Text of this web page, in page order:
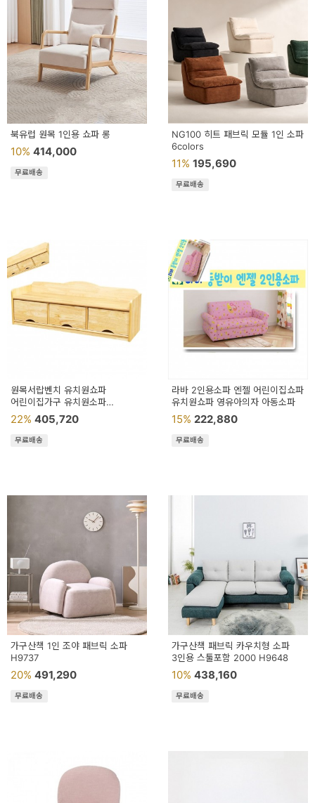
북유럽 원목 1인용 쇼파 롱
10% 414,000
무료배송
NG100 히트 패브릭 모듈 1인 소파
6colors
11% 195,690
무료배송
원목서랍벤치 유치원쇼파
어린이집가구 유치원소파
원목벤치의자
22% 405,720
무료배송
라바 2인용소파 엔젤 어린이집쇼파
유치원쇼파 영유아의자 아동소파
15% 222,880
무료배송
가구산책 1인 조야 패브릭 소파
H9737
20% 491,290
무료배송
가구산책 패브릭 카우치형 소파
3인용 스툴포함 2000 H9648
10% 438,160
무료배송